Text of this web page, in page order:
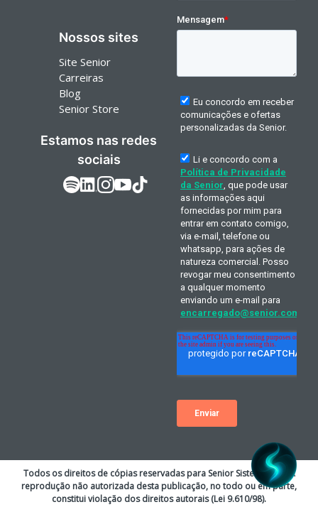
Nossos sites
Site Senior
Carreiras
Blog
Senior Store
Estamos nas redes
sociais
Todos os direitos de cópias reservadas para Senior Sistemas S.A. A
reprodução não autorizada desta publicação, no todo ou em parte,
constitui violação dos direitos autorais (Lei 9.610/98).